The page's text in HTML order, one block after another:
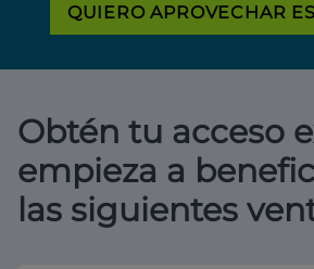
QUIERO APROVECHAR
Obtén tu acceso
empieza a
las siguientes